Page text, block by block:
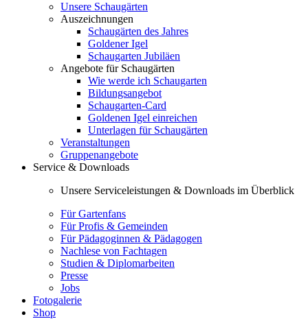
Unsere Schaugärten
Auszeichnungen
Schaugärten des Jahres
Goldener Igel
Schaugarten Jubiläen
Angebote für Schaugärten
Wie werde ich Schaugarten
Bildungsangebot
Schaugarten-Card
Goldenen Igel einreichen
Unterlagen für Schaugärten
Veranstaltungen
Gruppenangebote
Service & Downloads
Unsere Serviceleistungen & Downloads im Überblick
Für Gartenfans
Für Profis & Gemeinden
Für Pädagoginnen & Pädagogen
Nachlese von Fachtagen
Studien & Diplomarbeiten
Presse
Jobs
Fotogalerie
Shop